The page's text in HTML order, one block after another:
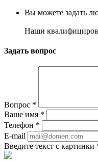
Вы можете задать
Наши
Задать вопрос
Вопрос *
Ваше имя *
Телефон *
E-mail
Введите текст с картинки